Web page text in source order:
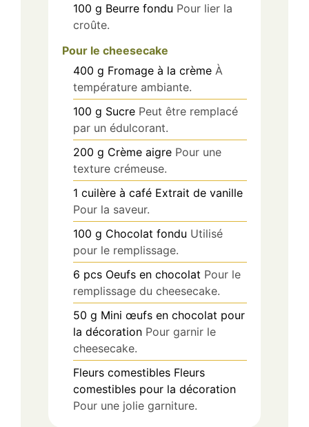
100 g Beurre fondu Pour lier la
croûte.
Pour le cheesecake
400 g Fromage à la crème À
température ambiante.
100 g Sucre Peut être remplacé
par un édulcorant.
200 g Crème aigre Pour une
texture crémeuse.
1 cuilère à café Extrait de vanille
Pour la saveur.
100 g Chocolat fondu Utilisé
pour le remplissage.
6 pcs Oeufs en chocolat Pour le
remplissage du cheesecake.
50 g Mini œufs en chocolat pour
la décoration Pour garnir le
cheesecake.
Fleurs comestibles Fleurs
comestibles pour la décoration
Pour une jolie garniture.